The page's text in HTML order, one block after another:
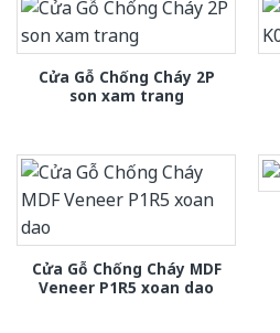
Cửa Gỗ Chống Cháy 2P
son xam trang
Cửa Gỗ Chống Cháy MDF
Veneer P1R5 xoan dao